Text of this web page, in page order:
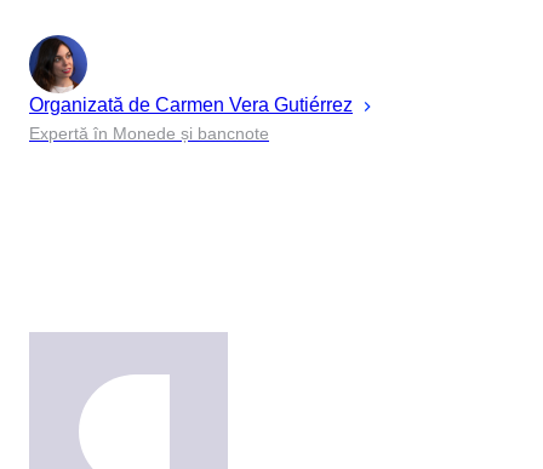
Organizată de Carmen Vera Gutiérrez
Expertă în Monede și bancnote